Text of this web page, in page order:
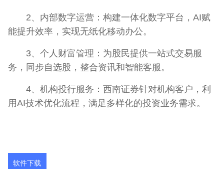
2、内部数字运营：构建一体化数字平台，AI赋
能提升效率，实现无纸化移动办公。
3、个人财富管理：为股民提供一站式交易服
务，同步自选股，整合资讯和智能客服。
4、机构投行服务：西南证券针对机构客户，利
用AI技术优化流程，满足多样化的投资业务需求。
软件下载